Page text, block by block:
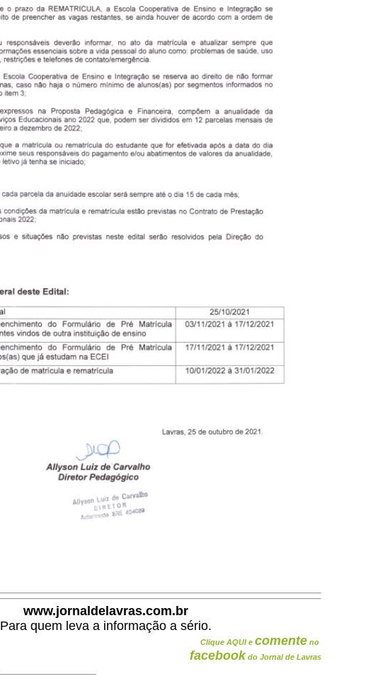
www.jornaldelavras.com.br
Para quem leva a informação a sério.
Clique AQUI e comente no
facebook do Jornal de Lavras